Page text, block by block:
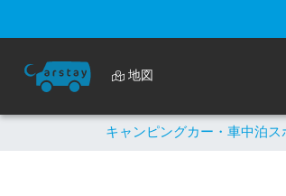
地図
キャンピングカー・車中泊ス